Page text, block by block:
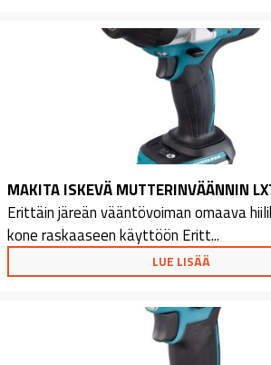
MAKITA ISKEVÄ MUTTERINVÄÄNNIN
Erittäin järeän vääntövoiman omaava
kone raskaaseen käyttöön Eritt...
LUE LISÄÄ